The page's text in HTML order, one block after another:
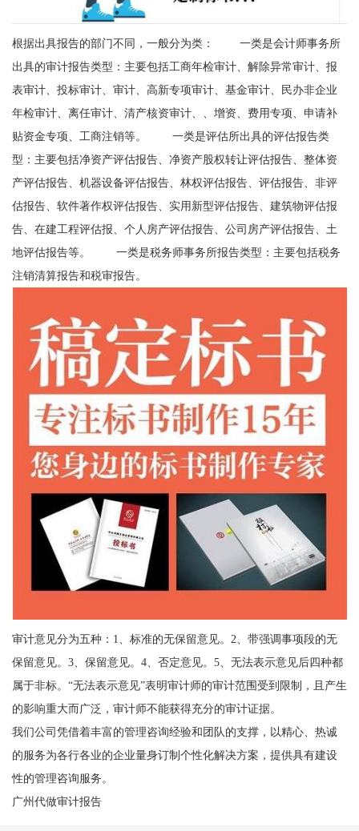
根据出具报告的部门不同，一般分为类： 一类是会计师事务所
出具的审计报告类型：主要包括工商年检审计、解除异常审计、报
表审计、投标审计、审计、高新专项审计、基金审计、民办非企业
年检审计、离任审计、清产核资审计、、增资、费用专项、申请补
贴资金专项、工商注销等。 一类是评估所出具的评估报告类
型：主要包括净资产评估报告、净资产股权转让评估报告、整体资
产评估报告、机器设备评估报告、林权评估报告、评估报告、非评
估报告、软件著作权评估报告、实用新型评估报告、建筑物评估报
告、在建工程评估报、个人房产评估报告、公司房产评估报告、土
地评估报告等。 一类是税务师事务所报告类型：主要包括税务
注销清算报告和税审报告。
审计意见分为五种：1、标准的无保留意见。2、带强调事项段的无
保留意见。3、保留意见。4、否定意见。5、无法表示意见后四种都
属于非标。“无法表示意见”表明审计师的审计范围受到限制，且产生
的影响重大而广泛，审计师不能获得充分的审计证据。
我们公司凭借着丰富的管理咨询经验和团队的支撑，以精心、热诚
的服务为各行各业的企业量身订制个性化解决方案，提供具有建设
性的管理咨询服务。
广州代做审计报告